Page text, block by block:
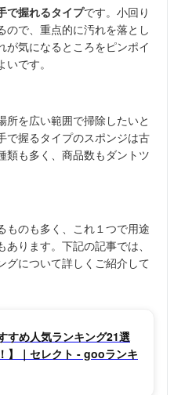
で握れるタイプです。小回り
ので、重点的に汚れを落とし
が気になるところをピンポイ
です。
所を広い範囲で掃除したいと
で握るタイプのスポンジは古
類も多く、商品数もダントツ
ものも多く、これ１つで用途
ります。下記の記事では、
グについて詳しくご紹介して
すめ人気ランキング21選
】｜セレクト - gooランキ